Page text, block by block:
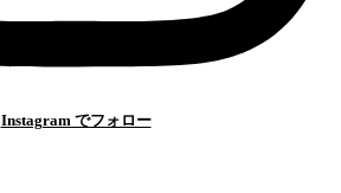
Instagram でフォロー